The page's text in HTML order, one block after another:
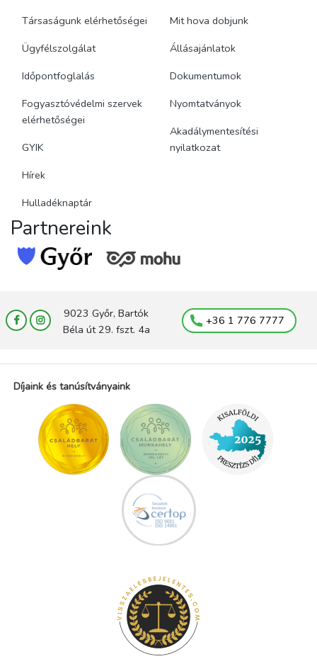
Társaságunk elérhetőségei
Ügyfélszolgálat
Időpontfoglalás
Fogyasztóvédelmi szervek
elérhetőségei
GYIK
Hírek
Hulladéknaptár
Mit hova dobjunk
Állásajánlatok
Dokumentumok
Nyomtatványok
Akadálymentesítési
nyilatkozat
Partnereink
9023 Győr, Bartók
Béla út 29. fszt. 4a
+36 1 776 7777
Díjaink és tanúsítványaink